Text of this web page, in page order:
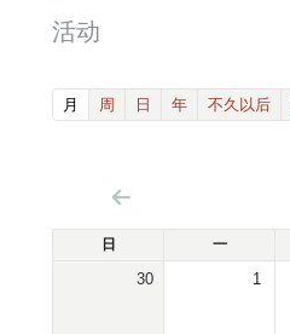
活动
月 (active tab)
周 日 年 不久以后
日 一
30 1